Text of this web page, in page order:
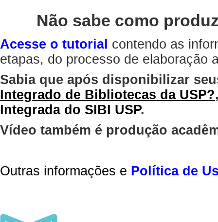
Não sabe como
Acesse o tutorial contendo as
etapas, do processo de elaboração
Sabia que após disponibilizar
Integrado de Bibliotecas da USP?
Integrada do SIBI USP.
Vídeo também é produção
Outras informações e Política de